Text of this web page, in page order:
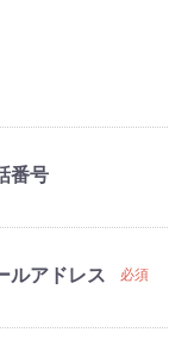
番号
ルアドレス 必須